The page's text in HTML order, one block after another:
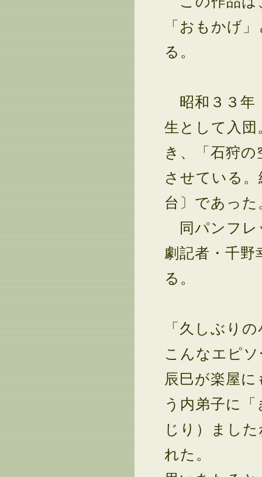
「おもかげ
る。
昭和３３年
生として入
き、「石狩
させている
台〕であった
同パンフレ
劇記者・千
る。
「久しぶり
こんなエピ
辰巳が楽屋
う内弟子に
じり）まし
れた。